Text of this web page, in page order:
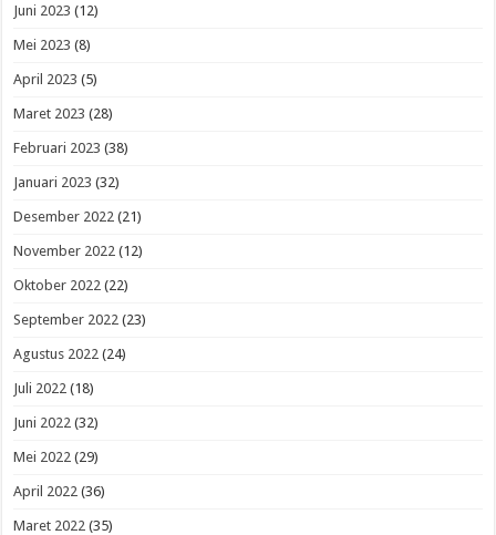
Juni 2023 (12)
Mei 2023 (8)
April 2023 (5)
Maret 2023 (28)
Februari 2023 (38)
Januari 2023 (32)
Desember 2022 (21)
November 2022 (12)
Oktober 2022 (22)
September 2022 (23)
Agustus 2022 (24)
Juli 2022 (18)
Juni 2022 (32)
Mei 2022 (29)
April 2022 (36)
Maret 2022 (35)